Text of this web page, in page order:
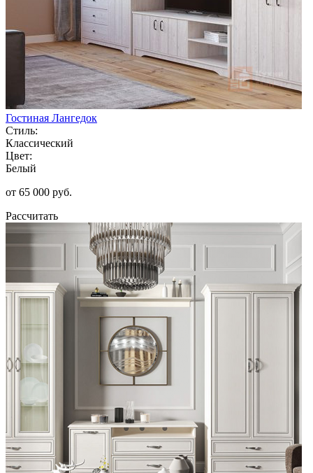
Гостиная Лангедок
Стиль:
Классический
Цвет:
Белый
от 65 000 руб.
Рассчитать